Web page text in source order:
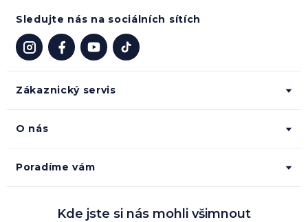
Zákaznický servis
O nás
Poradíme vám
Sledujte nás na sociálních sítích
Kde jste si nás mohli všimnout